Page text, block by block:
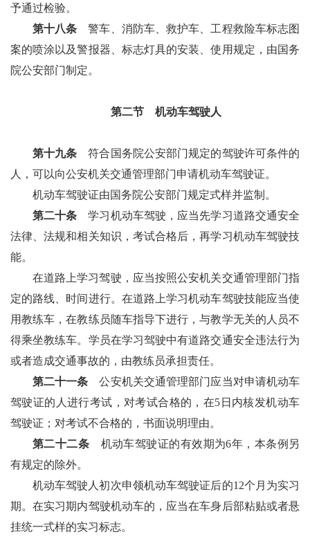
予通过检验。
第十八条 警车、消防车、救护车、工程救险车标志图
案的喷涂以及警报器、标志灯具的安装、使用规定，由国务
院公安部门制定。
第二节 机动车驾驶人
第十九条 符合国务院公安部门规定的驾驶许可条件的
人，可以向公安机关交通管理部门申请机动车驾驶证。
机动车驾驶证由国务院公安部门规定式样并监制。
第二十条 学习机动车驾驶，应当先学习道路交通安全
法律、法规和相关知识，考试合格后，再学习机动车驾驶技
能。
在道路上学习驾驶，应当按照公安机关交通管理部门指
定的路线、时间进行。在道路上学习机动车驾驶技能应当使
用教练车，在教练员随车指导下进行，与教学无关的人员不
得乘坐教练车。学员在学习驾驶中有道路交通安全违法行为
或者造成交通事故的，由教练员承担责任。
第二十一条 公安机关交通管理部门应当对申请机动车
驾驶证的人进行考试，对考试合格的，在5日内核发机动车
驾驶证；对考试不合格的，书面说明理由。
第二十二条 机动车驾驶证的有效期为6年，本条例另
有规定的除外。
机动车驾驶人初次申领机动车驾驶证后的12个月为实习
期。在实习期内驾驶机动车的，应当在车身后部粘贴或者悬
挂统一式样的实习标志。